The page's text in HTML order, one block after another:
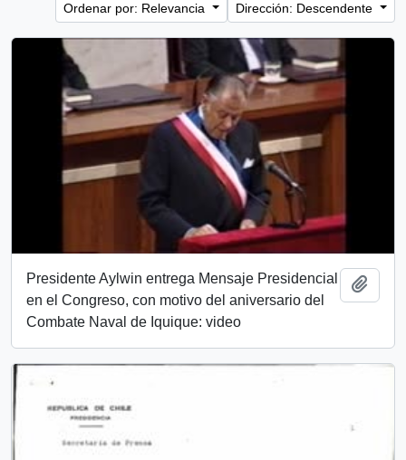
Ordenar por: Relevancia
Dirección: Descendente
Presidente Aylwin entrega Mensaje Presidencial
en el Congreso, con motivo del aniversario del
Combate Naval de Iquique: video